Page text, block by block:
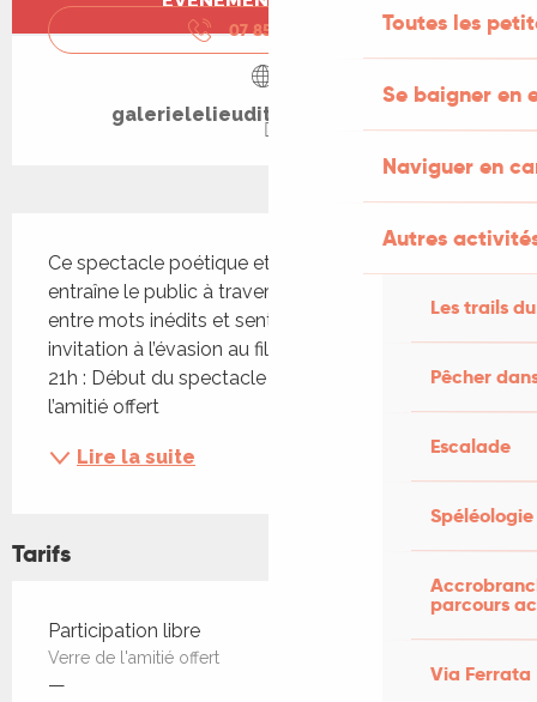
Toutes les
Se baigner en
Naviguer en
Autres
Les trails
Pêcher
Escalade
Spéléologie
parcours
Via Ferrata
07 85 32 53
galerielelieudit.over-blog.com
Ce spectacle poétique et musical de Ada Mondès
entraîne le public à travers des ailleurs sensibles,
entre mots inédits et senteurs familières. Une
invitation à l’évasion au fil des sons et des récits. -
21h : Début du spectacle - À l’issue : verre de
l’amitié offert
Lire la suite
Tarifs
Tarifs 2026
Participation libre
Verre de l'amitié offert
—